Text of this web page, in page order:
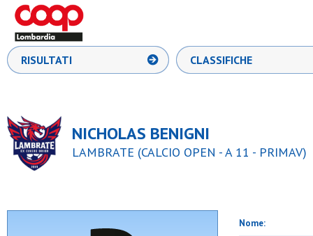
RISULTATI CLASSIFICHE
NICHOLAS BENIGNI
LAMBRATE (CALCIO OPEN - A 11 - PRIMAV)
Nome: